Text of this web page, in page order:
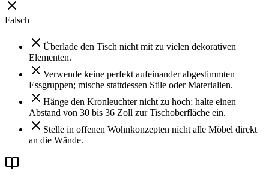
Falsch
Überlade den Tisch nicht mit zu vielen dekorativen
Elementen.
Verwende keine perfekt aufeinander abgestimmten
Essgruppen; mische stattdessen Stile oder Materialien.
Hänge den Kronleuchter nicht zu hoch; halte einen
Abstand von 30 bis 36 Zoll zur Tischoberfläche ein.
Stelle in offenen Wohnkonzepten nicht alle Möbel direkt
an die Wände.